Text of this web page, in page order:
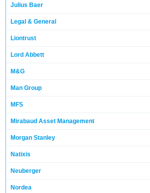
Julius Baer
Legal & General
Liontrust
Lord Abbett
M&G
Man Group
MFS
Mirabaud Asset Management
Morgan Stanley
Natixis
Neuberger
Nordea